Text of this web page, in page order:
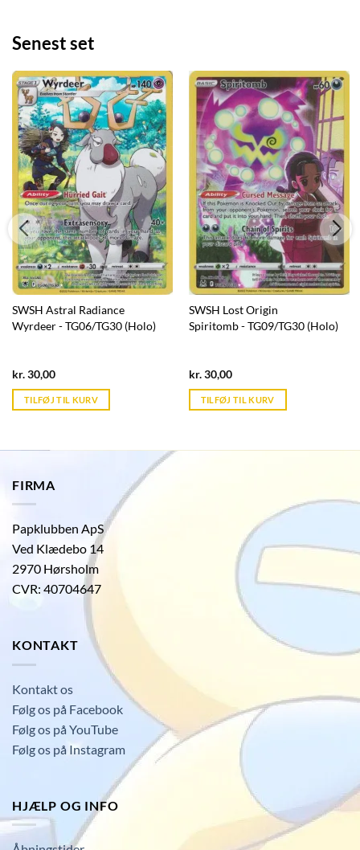
Senest set
SWSH Astral Radiance
Wyrdeer - TG06/TG30 (Holo)
kr.30,00Current
is:
kr. 39,95.
TILFØJ TIL KURV
SWSH Lost Origin
Spiritomb - TG09/TG30 (Holo)
kr.30,00Current
is:
kr. 39,95.
TILFØJ TIL KURV
FIRMA
Papklubben ApS
Ved Klædebo 14
2970 Hørsholm
CVR: 40704647
KONTAKT
Kontakt os
Følg os på Facebook
Følg os på YouTube
Følg os på Instagram
HJÆLP OG INFO